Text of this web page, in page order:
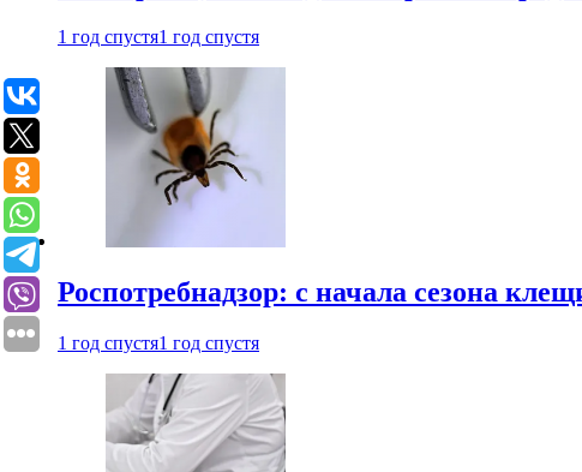
1 год спустя1 год спустя
Роспотребнадзор: с начала сезона
1 год спустя1 год спустя